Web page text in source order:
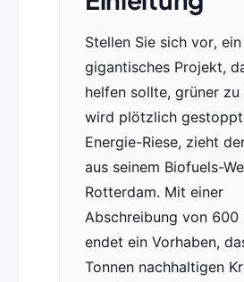
Stellen Sie sich vor, ein
gigantisches Projekt,
helfen sollte, grüner zu
wird plötzlich
Energie-Riese, zieht
aus seinem Biofuels-
Rotterdam. Mit einer
Abschreibung von 600
endet ein Vorhaben,
Tonnen nachhaltigen